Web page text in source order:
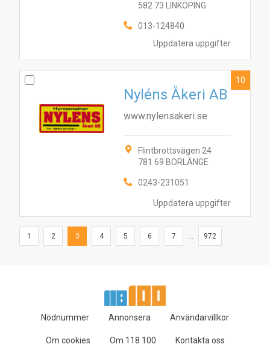
Uppdatera uppgifter
582 73 LINKÖPING
013-124840
Uppdatera uppgifter
Nyléns Åkeri AB
www.nylensakeri.se
Flintbrottsvägen 24
781 69 BORLÄNGE
0243-231051
10
1 2 3 4 5 6 7 ... 972
Nödnummer Annonsera Användarvillkor
Om cookies Om 118 100 Kontakta oss